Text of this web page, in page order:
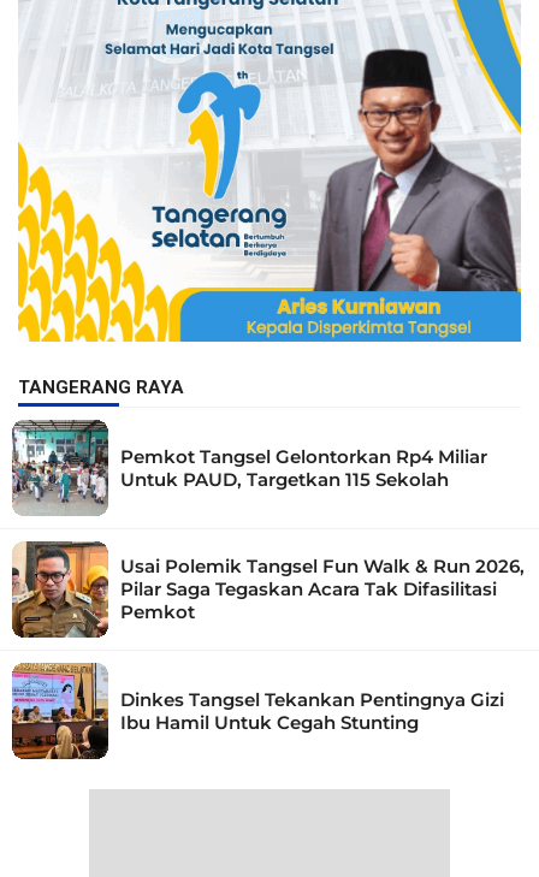
TANGERANG RAYA
Pemkot Tangsel Gelontorkan Rp4 Miliar
Untuk PAUD, Targetkan 115 Sekolah
Usai Polemik Tangsel Fun Walk & Run 2026,
Pilar Saga Tegaskan Acara Tak Difasilitasi
Pemkot
Dinkes Tangsel Tekankan Pentingnya Gizi
Ibu Hamil Untuk Cegah Stunting